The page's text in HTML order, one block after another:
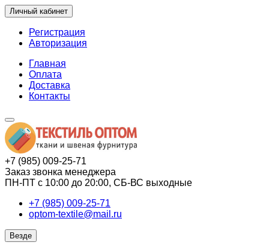
Личный кабинет
Регистрация
Авторизация
Главная
Оплата
Доставка
Контакты
+7 (985) 009-25-71
Заказ звонка менеджера
ПН-ПТ с 10:00 до 20:00, СБ-ВС выходные
+7 (985) 009-25-71
optom-textile@mail.ru
Везде